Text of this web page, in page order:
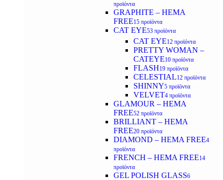
προϊόντα
GRAPHITE – HEMA
FREE15 προϊόντα
CAT EYE53 προϊόντα
CAT EYE12 προϊόντα
PRETTY WOMAN –
CATEYE10 προϊόντα
FLASH19 προϊόντα
CELESTIAL12 προϊόντα
SHINNY5 προϊόντα
VELVET4 προϊόντα
GLAMOUR – HEMA
FREE52 προϊόντα
BRILLIANT – HEMA
FREE20 προϊόντα
DIAMOND – HEMA FREE4
προϊόντα
FRENCH – HEMA FREE14
προϊόντα
GEL POLISH GLASS6